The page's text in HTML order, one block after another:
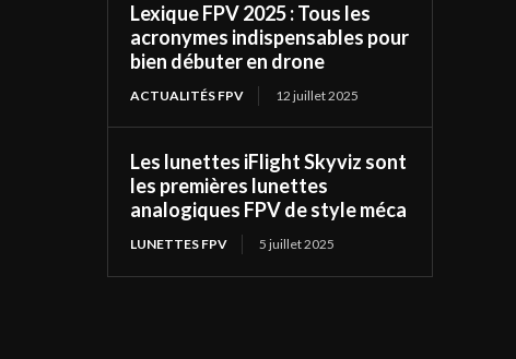
Lexique FPV 2025 : Tous les
acronymes indispensables pour
bien débuter en drone
ACTUALITÉS FPV 12 juillet 2025
Les lunettes iFlight Skyviz sont
les premières lunettes
analogiques FPV de style méca
LUNETTES FPV 5 juillet 2025